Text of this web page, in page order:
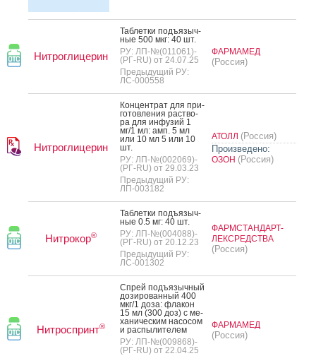
Нитроглицерин
Таб­летки подъ­языч­
ные 500 мкг: 40 шт.
РУ: ЛП-№(011061)-
(РГ-RU) от 24.07.25
Предыдущий РУ:
ЛС-000558
ФАРМАМЕД
(Россия)
Нитроглицерин
Кон­цен­трат для при­
готов­ле­ния рас­тво­
ра для ин­фу­зий 1
мг/1 мл: амп. 5 мл
или 10 мл 5 или 10
шт.
РУ: ЛП-№(002069)-
(РГ-RU) от 29.03.23
Предыдущий РУ:
ЛП-003182
АТОЛЛ (Россия)
Произведено:
ОЗОН (Россия)
Нитрокор®
Таб­летки подъ­языч­
ные 0.5 мг: 40 шт.
РУ: ЛП-№(004088)-
(РГ-RU) от 20.12.23
Предыдущий РУ:
ЛС-001302
ФАРМСТАНДАРТ-
ЛЕКСРЕДСТВА
(Россия)
Нитроспринт®
Спрей подъ­языч­ный
до­зиро­ван­ный 400
мкг/1 до­за: фла­кон
15 мл (300 доз) с ме­
хани­чес­ким на­сосом
и рас­пы­лите­лем
РУ: ЛП-№(009868)-
(РГ-RU) от 22.04.25
ФАРМАМЕД
(Россия)